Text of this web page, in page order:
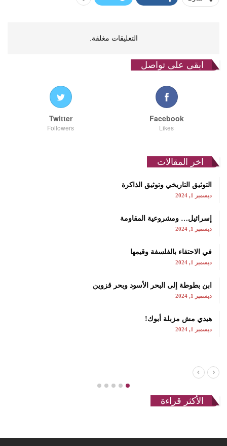
التعليقات مغلقة.
ابقى على تواصل
Facebook
Likes
Twitter
Followers
اخر المقالات
التوثيق التاريخي وتوثيق الذاكرة
ديسمبر 1, 2024
إسرائيل… ومشروعية المقاومة
ديسمبر 1, 2024
في الاحتفاء بالفلسفة وقيمها
ديسمبر 1, 2024
ابن بطوطة إلى البحر الأسود وبحر قزوين
ديسمبر 1, 2024
هيدي مش مزبلة أبوك!
ديسمبر 1, 2024
الأكثر قراءة